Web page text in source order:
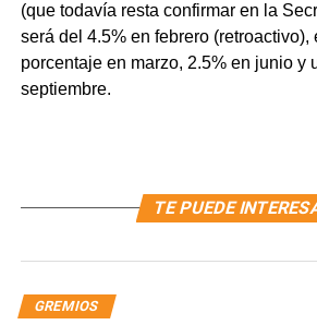
(que todavía resta confirmar en la
será del 4.5% en febrero (retroactivo),
porcentaje en marzo, 2.5% en junio y
septiembre.
TE PUEDE
GREMIOS